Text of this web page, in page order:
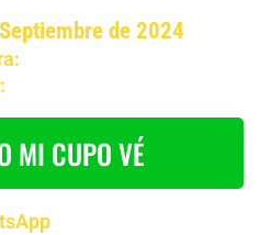
de 2024
MI CUPO VÉ